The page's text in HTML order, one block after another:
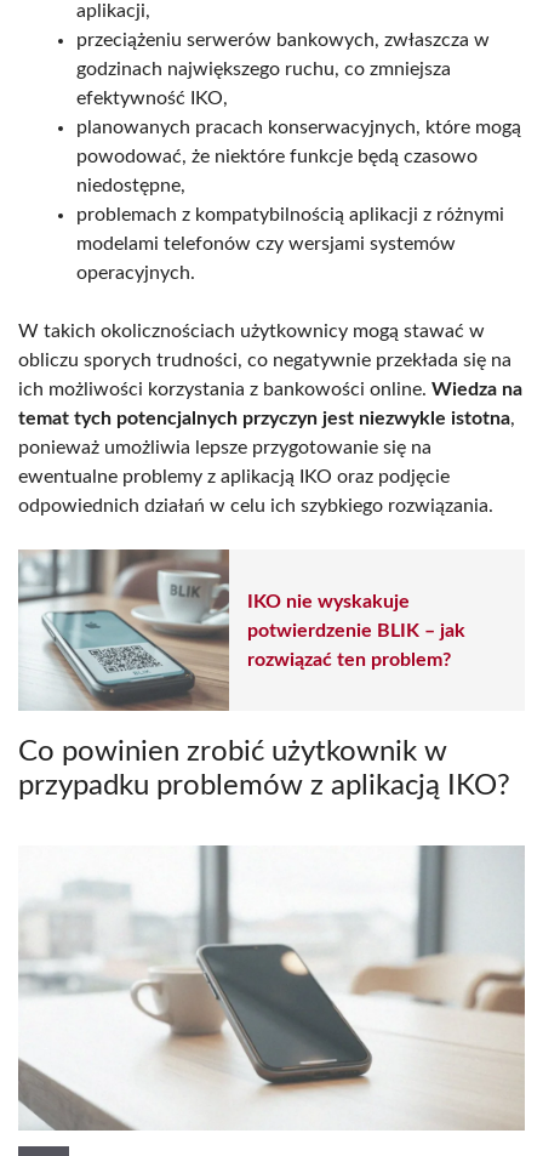
aplikacji,
przeciążeniu serwerów bankowych, zwłaszcza w
godzinach największego ruchu, co zmniejsza
efektywność IKO,
planowanych pracach konserwacyjnych, które mogą
powodować, że niektóre funkcje będą czasowo
niedostępne,
problemach z kompatybilnością aplikacji z różnymi
modelami telefonów czy wersjami systemów
operacyjnych.
W takich okolicznościach użytkownicy mogą stawać w
obliczu sporych trudności, co negatywnie przekłada się na
ich możliwości korzystania z bankowości online. Wiedza na
temat tych potencjalnych przyczyn jest niezwykle istotna,
ponieważ umożliwia lepsze przygotowanie się na
ewentualne problemy z aplikacją IKO oraz podjęcie
odpowiednich działań w celu ich szybkiego rozwiązania.
IKO nie wyskakuje
potwierdzenie BLIK – jak
rozwiązać ten problem?
Co powinien zrobić użytkownik w
przypadku problemów z aplikacją IKO?